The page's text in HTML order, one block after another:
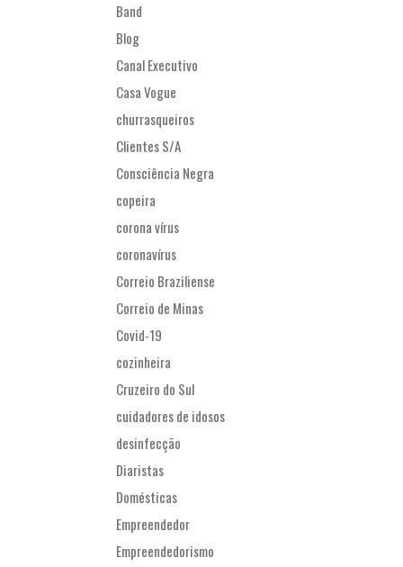
Band
Blog
Canal Executivo
Casa Vogue
churrasqueiros
Clientes S/A
Consciência Negra
copeira
corona vírus
coronavírus
Correio Braziliense
Correio de Minas
Covid-19
cozinheira
Cruzeiro do Sul
cuidadores de idosos
desinfecção
Diaristas
Domésticas
Empreendedor
Empreendedorismo